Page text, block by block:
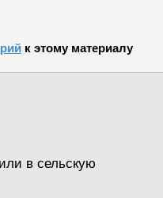
к этому материалу
в сельскую